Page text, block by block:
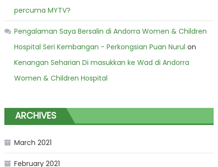
percuma MYTV?
Pengalaman Saya Bersalin di Andorra Women & Children
Hospital Seri Kembangan - Perkongsian Puan Nurul on
Kenangan Seharian Di masukkan ke Wad di Andorra
Women & Children Hospital
ARCHIVES
March 2021
February 2021